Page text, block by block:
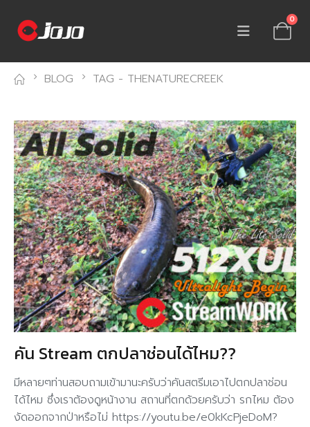
0
BLOG TAG - THENATURECREEK
คัน Stream ตกปลาช่อนได้ไหม??
มีหลายๆท่านสอบถามเข้ามานะครับว่าคันสตรีมเอาไปตกปลาช่อน
ได้ไหม ซึ่งเราต้องดูหน้างาน สถานที่ตกด้วยครับว่า รกไหม ต้อง
งัดออกจากป่าหรือไม่ https://youtu.be/e0kKcPjeDoM?